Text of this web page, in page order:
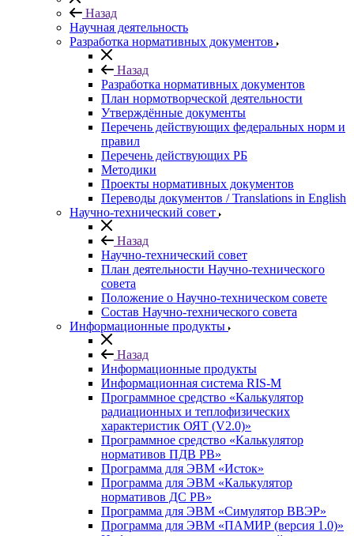
Назад
Научная деятельность
Разработка нормативных документов
Назад
Разработка нормативных документов
План нормотворческой деятельности
Утверждённые документы
Перечень действующих федеральных норм и
правил
Перечень действующих РБ
Методики
Проекты нормативных документов
Переводы документов / Translations in English
Научно-технический совет
Назад
Научно-технический совет
План деятельности Научно-технического
совета
Положение о Научно-техническом совете
Состав Научно-технического совета
Информационные продукты
Назад
Информационные продукты
Информационная система RIS-M
Программное средство «Калькулятор
радиационных и теплофизических
характеристик ОЯТ (V2.0)»
Программное средство «Калькулятор
нормативов ПДВ РВ»
Программа для ЭВМ «Исток»
Программа для ЭВМ «Калькулятор
нормативов ДС РВ»
Программа для ЭВМ «Симулятор ВВЭР»
Программа для ЭВМ «ПАМИР (версия 1.0)»